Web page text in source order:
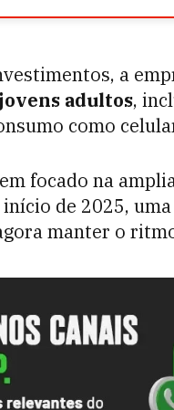
a
adultos,
como
focado na
de 2025,
manter o